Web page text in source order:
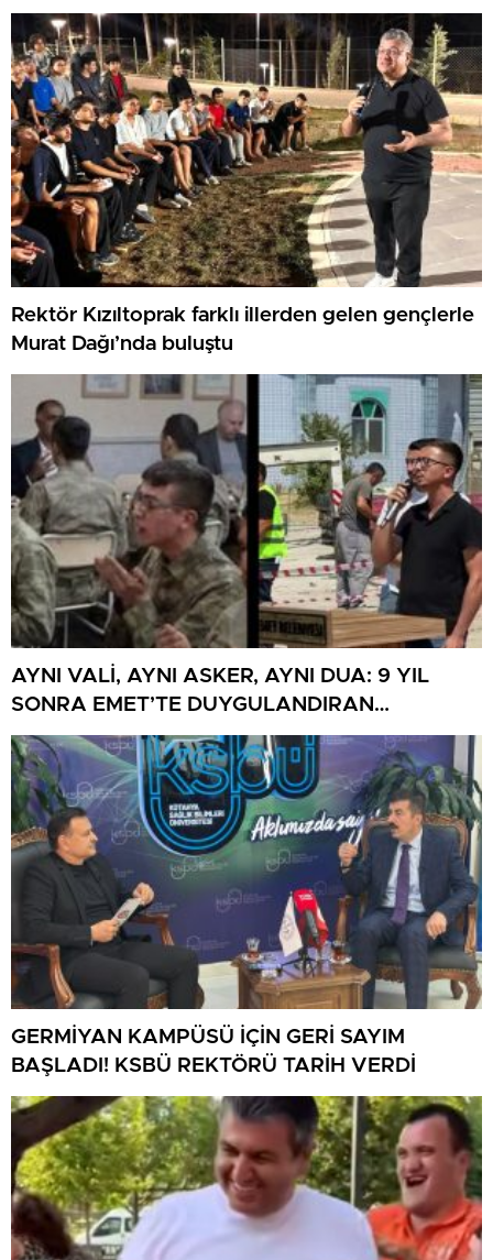
Rektör Kızıltoprak farklı illerden gelen gençlerle
Murat Dağı’nda buluştu
AYNI VALİ, AYNI ASKER, AYNI DUA: 9 YIL
SONRA EMET’TE DUYGULANDIRAN
BULUŞMA
GERMİYAN KAMPÜSÜ İÇİN GERİ SAYIM
BAŞLADI! KSBÜ REKTÖRÜ TARİH VERDİ